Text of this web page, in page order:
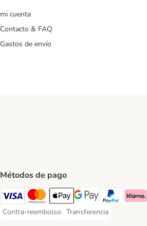
mi cuenta
Contacto & FAQ
Gastos de envío
Métodos de pago
Visa Payment Method
Mastercard Payment Method
Apple Pay Payment Method
Google Pay Payment
PayPal Klarna
Contra-reembolso
Contra-reembolso Payment Method
Transferencia
Transferencia Payment